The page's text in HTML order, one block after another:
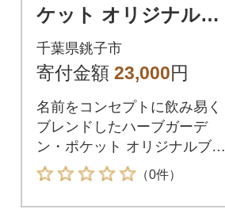
ケット オリジナルブ
レンドハーブティー
飲み比べ8点セット
千葉県銚子市
寄付金額 23,000円
名前をコンセプトに飲み易く
ブレンドしたハーブガーデ
ン・ポケット オリジナルブレ
ンド全8点セット
（0件）